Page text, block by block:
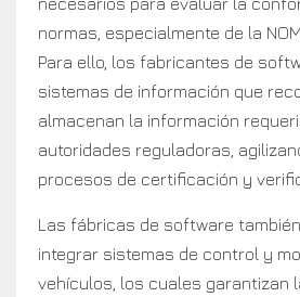
normas, especialmente de la
Para ello, los fabricantes de
sistemas de información que
almacenan la información
autoridades reguladoras,
procesos de certificación y
Las fábricas de software
integrar sistemas de control y
vehículos, los cuales garantizan